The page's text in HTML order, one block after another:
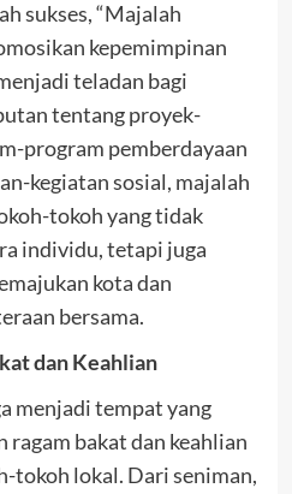
sukses, “Majalah
kepemimpinan
teladan bagi
tentang proyek-
program pemberdayaan
kegiatan sosial, majalah
tokoh yang tidak
individu, tetapi juga
kota dan
bersama.
dan Keahlian
menjadi tempat yang
bakat dan keahlian
tokoh lokal. Dari seniman,